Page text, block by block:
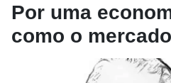
Por uma
como o mercado